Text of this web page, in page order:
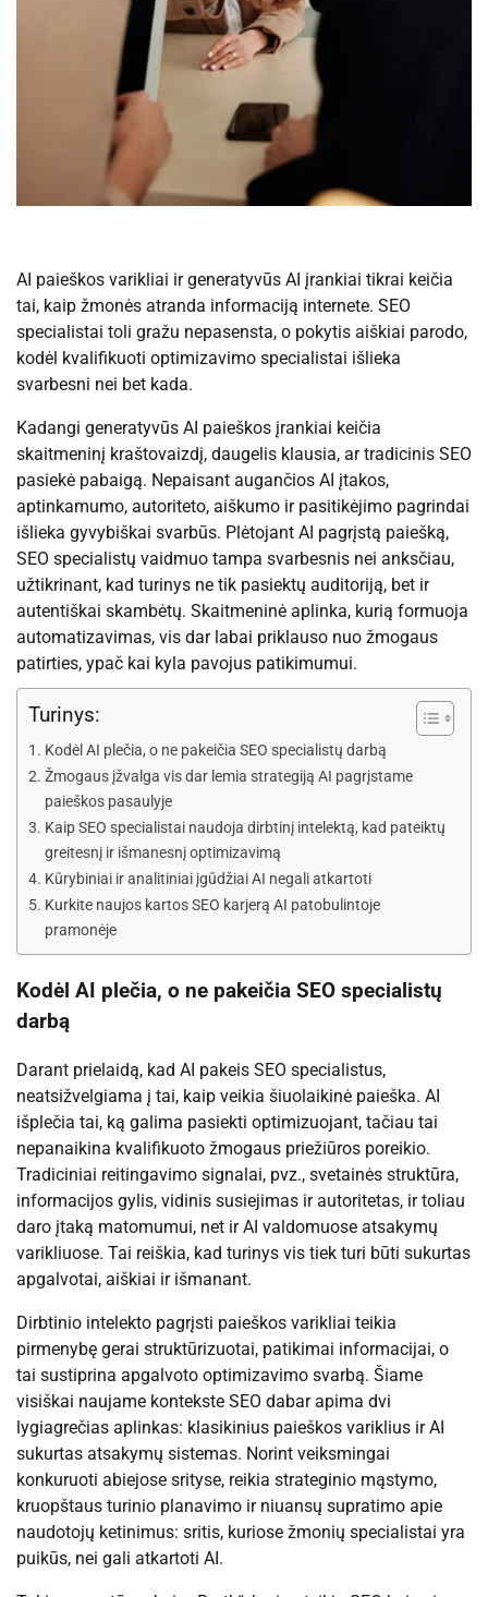
AI paieškos varikliai ir generatyvūs AI įrankiai tikrai keičia
tai, kaip žmonės atranda informaciją internete. SEO
specialistai toli gražu nepasensta, o pokytis aiškiai parodo,
kodėl kvalifikuoti optimizavimo specialistai išlieka
svarbesni nei bet kada.
Kadangi generatyvūs AI paieškos įrankiai keičia
skaitmeninį kraštovaizdį, daugelis klausia, ar tradicinis SEO
pasiekė pabaigą. Nepaisant augančios AI įtakos,
aptinkamumo, autoriteto, aiškumo ir pasitikėjimo pagrindai
išlieka gyvybiškai svarbūs. Plėtojant AI pagrįstą paiešką,
SEO specialistų vaidmuo tampa svarbesnis nei anksčiau,
užtikrinant, kad turinys ne tik pasiektų auditoriją, bet ir
autentiškai skambėtų. Skaitmeninė aplinka, kurią formuoja
automatizavimas, vis dar labai priklauso nuo žmogaus
patirties, ypač kai kyla pavojus patikimumui.
Turinys:
Kodėl AI plečia, o ne pakeičia SEO specialistų darbą
Žmogaus įžvalga vis dar lemia strategiją AI pagrįstame
paieškos pasaulyje
Kaip SEO specialistai naudoja dirbtinį intelektą, kad pateiktų
greitesnį ir išmanesnį optimizavimą
Kūrybiniai ir analitiniai įgūdžiai AI negali atkartoti
Kurkite naujos kartos SEO karjerą AI patobulintoje
pramonėje
Kodėl AI plečia, o ne pakeičia SEO specialistų
darbą
Darant prielaidą, kad AI pakeis SEO specialistus,
neatsižvelgiama į tai, kaip veikia šiuolaikinė paieška. AI
išplečia tai, ką galima pasiekti optimizuojant, tačiau tai
nepanaikina kvalifikuoto žmogaus priežiūros poreikio.
Tradiciniai reitingavimo signalai, pvz., svetainės struktūra,
informacijos gylis, vidinis susiejimas ir autoritetas, ir toliau
daro įtaką matomumui, net ir AI valdomuose atsakymų
varikliuose. Tai reiškia, kad turinys vis tiek turi būti sukurtas
apgalvotai, aiškiai ir išmanant.
Dirbtinio intelekto pagrįsti paieškos varikliai teikia
pirmenybę gerai struktūrizuotai, patikimai informacijai, o
tai sustiprina apgalvoto optimizavimo svarbą. Šiame
visiškai naujame kontekste SEO dabar apima dvi
lygiagrečias aplinkas: klasikinius paieškos variklius ir AI
sukurtas atsakymų sistemas. Norint veiksmingai
konkuruoti abiejose srityse, reikia strateginio mąstymo,
kruopštaus turinio planavimo ir niuansų supratimo apie
naudotojų ketinimus: sritis, kuriose žmonių specialistai yra
puikūs, nei gali atkartoti AI.